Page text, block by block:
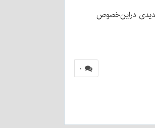
جدیدی دراین‌خصوص
۰